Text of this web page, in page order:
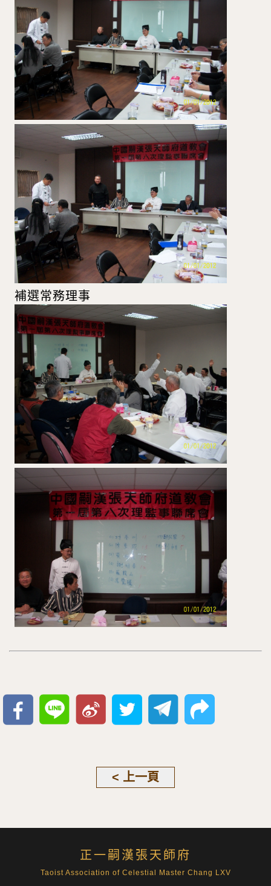
補選常務理事
< 上一頁
正一嗣漢張天師府
Taoist Association of Celestial Master Chang LXV